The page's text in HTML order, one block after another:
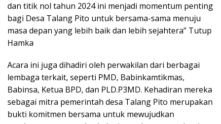
dan titik nol tahun 2024 ini menjadi momentum penting
bagi Desa Talang Pito untuk bersama-sama menuju
masa depan yang lebih baik dan lebih sejahtera” Tutup
Hamka
Acara ini juga dihadiri oleh perwakilan dari berbagai
lembaga terkait, seperti PMD, Babinkamtikmas,
Babinsa, Ketua BPD, dan PLD.P3MD. Kehadiran mereka
sebagai mitra pemerintah desa Talang Pito merupakan
bukti komitmen bersama untuk mewujudkan